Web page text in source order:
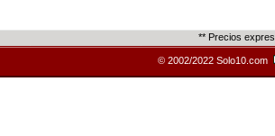
** Precios
© 2002/2022 Solo10.com